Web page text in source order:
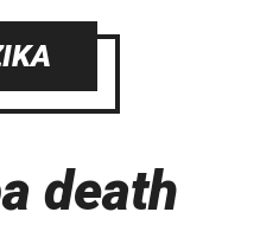
death